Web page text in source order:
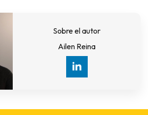
Sobre el autor
Ailen Reina